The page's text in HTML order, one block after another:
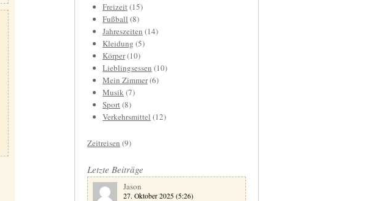
Freizeit(15)
Fußball (8)
Jahreszeiten (14)
Kleidung (5)
Körper(10)
Lieblingsessen (10)
Mein Zimmer(6)
Musik(7)
Sport(8)
Verkehrsmittel (12)
Zeitreisen (9)
Letzte Beiträge
Jason
27. Oktober 2025 (5:26)